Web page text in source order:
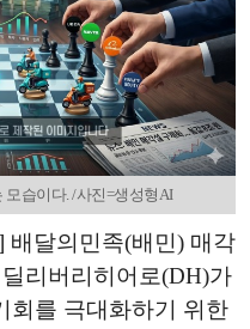
모습이다. /사진=생성형AI
배달의민족(배민) 매각
리버리히어로(DH)가
회를 극대화하기 위한